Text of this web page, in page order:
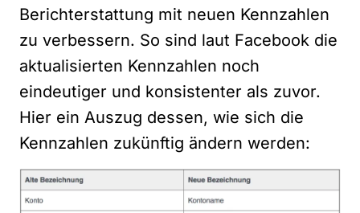
Berichterstattung mit neuen Kennzahlen
zu verbessern. So sind laut Facebook die
aktualisierten Kennzahlen noch
eindeutiger und konsistenter als zuvor.
Hier ein Auszug dessen, wie sich die
Kennzahlen zukünftig ändern werden: